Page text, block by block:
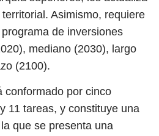
Asimismo, requiere
de inversiones
mediano (2030), largo
(2100).
conformado por cinco
11 tareas, y constituye una
que se presenta una